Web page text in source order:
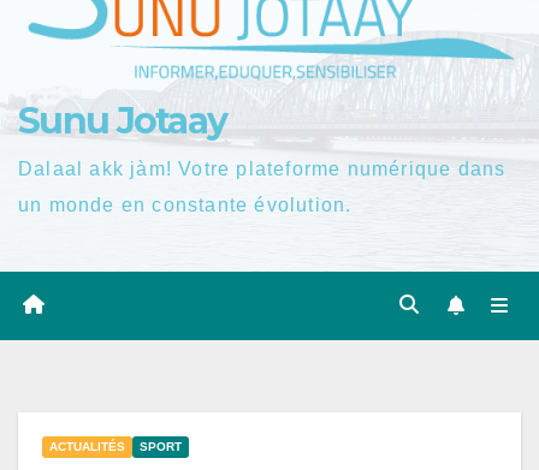
Sunu Jotaay
Dalaal akk jàm! Votre plateforme numérique dans
un monde en constante évolution.
ACTUALITÉS SPORT